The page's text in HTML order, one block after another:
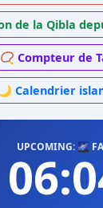
de la Qibla
📿 Compteur de
Calendrier
UPCOMING: 🌌